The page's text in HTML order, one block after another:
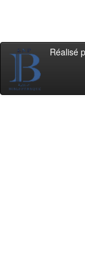
Réalisé